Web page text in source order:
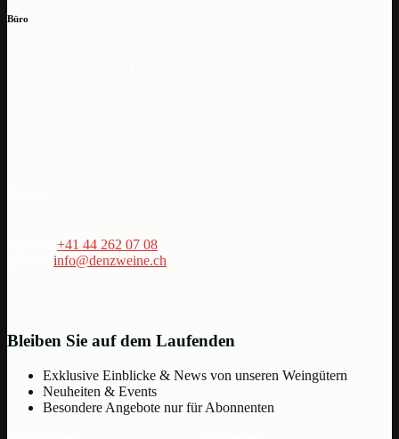
Büro
+41 44 262 07 08
info@denzweine.ch
Bleiben Sie auf dem Laufenden
Exklusive Einblicke & News von unseren Weingütern
Neuheiten & Events
Besondere Angebote nur für Abonnenten